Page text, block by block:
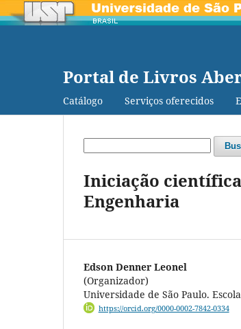
Portal de Livros
Catálogo Serviços oferecidos
Iniciação
Engenharia
Edson Denner Leonel
(Organizador)
Universidade de São Paulo.
https://orcid.org/0000-0002-7842-0334